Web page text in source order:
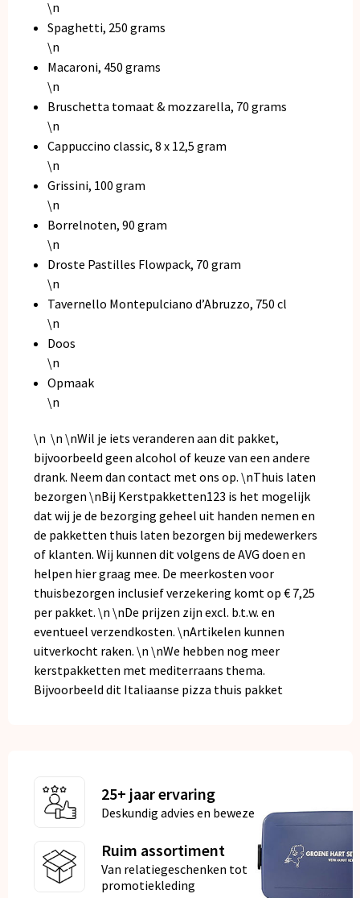
\n
Spaghetti, 250 grams
\n
Macaroni, 450 grams
\n
Bruschetta tomaat & mozzarella, 70 grams
\n
Cappuccino classic, 8 x 12,5 gram
\n
Grissini, 100 gram
\n
Borrelnoten, 90 gram
\n
Droste Pastilles Flowpack, 70 gram
\n
Tavernello Montepulciano d’Abruzzo, 750 cl
\n
Doos
\n
Opmaak
\n
\n \n \nWil je iets veranderen aan dit pakket,
bijvoorbeeld geen alcohol of keuze van een andere
drank. Neem dan contactmet ons op. \nThuis laten
bezorgen \nBij Kerstpakketten123 is het mogelijk
dat wij je de bezorging geheel uit handen nemen en
de pakketten thuis laten bezorgen bij medewerkers
of klanten. Wij kunnen dit volgens de AVG doen en
helpen hier graag mee. De meerkosten voor
thuisbezorgen inclusief verzekering komt op € 7,25
per pakket. \n \nDe prijzen zijn excl. b.t.w. en
eventueel verzendkosten. \nArtikelen kunnen
uitverkocht raken. \n \nWe hebben nog meer
kerstpakketten met mediterraans thema.
Bijvoorbeeld dit Italiaanse pizza thuis pakket
25+ jaar ervaring
Deskundig advies en bewezen kwaliteit
Ruim assortiment
Van relatiegeschenken tot
promotiekleding